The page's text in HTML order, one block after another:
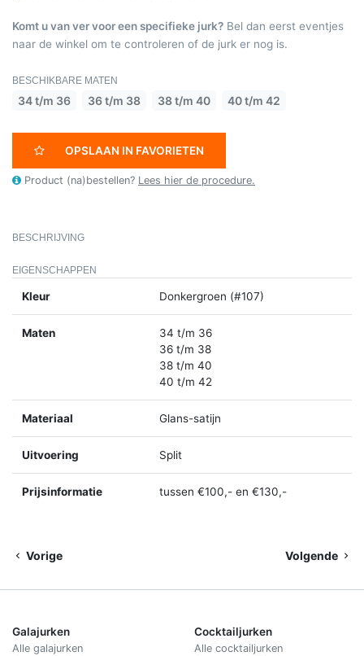
Komt u van ver voor een specifieke jurk? Bel dan eerst eventjes
naar de winkel om te controleren of de jurk er nog is.
BESCHIKBARE MATEN
34 t/m 36 36 t/m 38 38 t/m 40 40 t/m 42
OPSLAAN IN FAVORIETEN
Product (na)bestellen? Lees hier de procedure.
BESCHRIJVING
EIGENSCHAPPEN
Kleur Donkergroen (#107)
Maten
34 t/m 36
36 t/m 38
38 t/m 40
40 t/m 42
Materiaal Glans-satijn
Uitvoering Split
Prijsinformatie tussen €100,- en €130,-
Vorige Volgende
Galajurken
Alle galajurken
Cocktailjurken
Alle cocktailjurken